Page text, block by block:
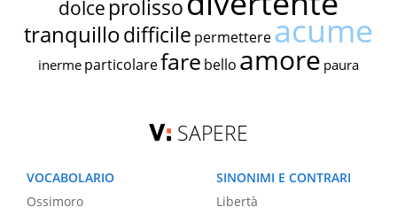
dolce prolisso
tranquillodifficile permettereacume
inerme particolarefare bello amore paura
SAPERE
VOCABOLARIO
Ossimoro
SINONIMI E CONTRARI
Libertà